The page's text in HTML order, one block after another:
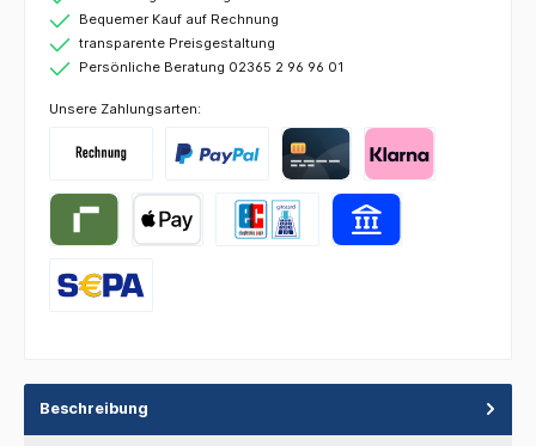
Bequemer Kauf auf Rechnung
transparente Preisgestaltung
Persönliche Beratung 02365 2 96 96 01
Unsere Zahlungsarten:
Beschreibung